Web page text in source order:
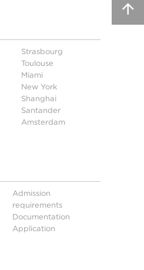
Strasbourg
Toulouse
Miami
New York
Shanghai
Santander
Amsterdam
Admission
requirements
Documentation
Application